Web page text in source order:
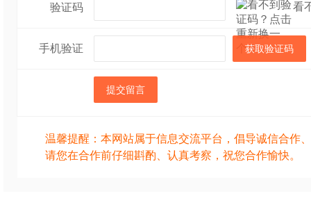
验证码 看
手机验证 获取验证码
提交留言
温馨提醒：本网站属于信息交流平台，倡导诚信合作
请您在合作前仔细斟酌、认真考察，祝您合作愉快。